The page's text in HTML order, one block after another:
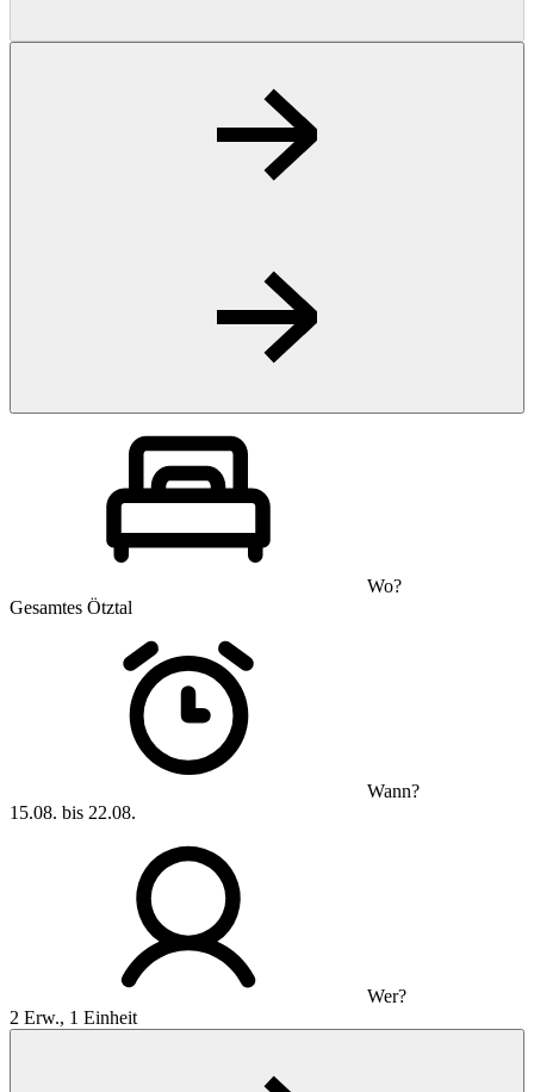
Wo?
Gesamtes Ötztal
Wann?
15.08. bis 22.08.
Wer?
2 Erw., 1 Einheit